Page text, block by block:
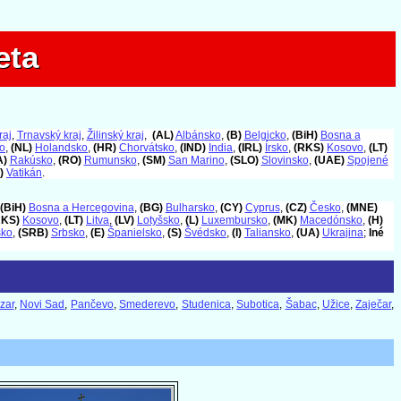
, Trnavský kraj, Žilinský kraj, (AL)Albánsko, (B) Belgicko, (BiH) Bosna a
, (NL) Holandsko, (HR) Chorvátsko, (IND) India, (IRL) Írsko, (RKS) Kosovo, (LT)
Rakúsko, (RO) Rumunsko, (SM) San Marino, (SLO) Slovinsko, (UAE) Spojené
Vatikán.
(BiH) Bosna a Hercegovina, (BG) Bulharsko, (CY) Cyprus, (CZ) Česko, (MNE)
Kosovo, (LT) Litva, (LV) Lotyšsko, (L) Luxembursko, (MK) Macedónsko, (H)
, (SRB) Srbsko, (E) Španielsko, (S) Švédsko, (I) Taliansko, (UA) Ukrajina; Iné
, Novi Sad , Pančevo,Smederevo, Studenica,Subotica, Šabac, Užice,Zaječar,